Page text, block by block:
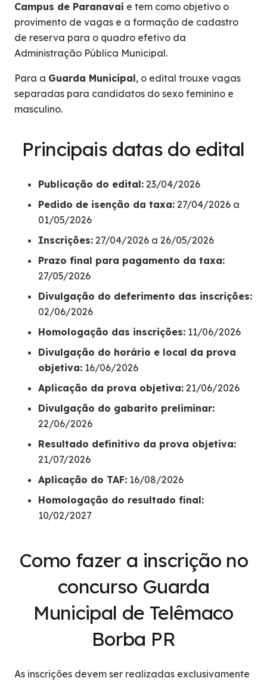
Campus de Paranavaí e tem como objetivo o
provimento de vagas e a formação de cadastro
de reserva para o quadro efetivo da
Administração Pública Municipal.
Para a Guarda Municipal, o edital trouxe vagas
separadas para candidatos do sexo feminino e
masculino.
Principais datas do edital
Publicação do edital: 23/04/2026
Pedido de isenção da taxa: 27/04/2026 a
01/05/2026
Inscrições: 27/04/2026 a 26/05/2026
Prazo final para pagamento da taxa:
27/05/2026
Divulgação do deferimento das inscrições:
02/06/2026
Homologação das inscrições: 11/06/2026
Divulgação do horário e local da prova
objetiva: 16/06/2026
Aplicação da prova objetiva: 21/06/2026
Divulgação do gabarito preliminar:
22/06/2026
Resultado definitivo da prova objetiva:
21/07/2026
Aplicação do TAF: 16/08/2026
Homologação do resultado final:
10/02/2027
Como fazer a inscrição no
concurso Guarda
Municipal de Telêmaco
Borba PR
As inscrições devem ser realizadas exclusivamente